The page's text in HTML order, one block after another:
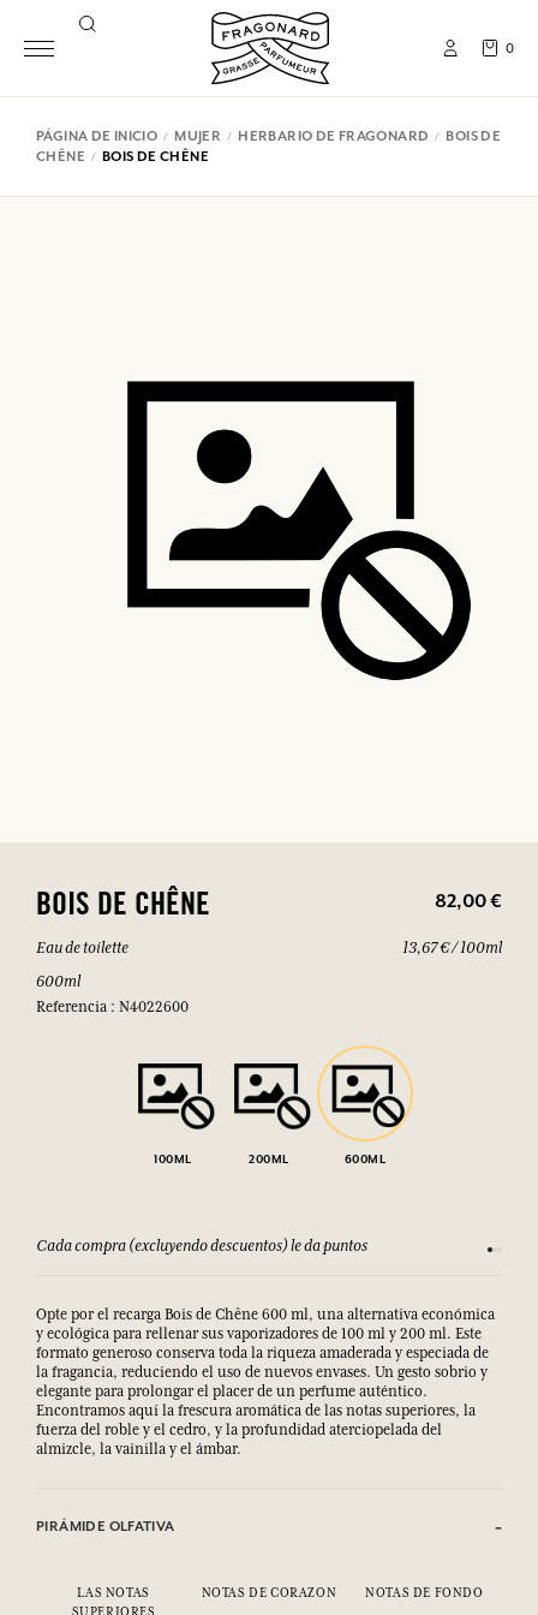
0
PÁGINA DE INICIO MUJER HERBARIO DE FRAGONARD
BOIS DE
CHÊNE
BOIS DE CHÊNE
BOIS DE CHÊNE 82,00 €
Eau de toilette
600ml
Referencia : N4022600
13,67 € / 100ml
100ML 200ML 600ML
Cada compra (excluyendo descuentos) le da puntos
Opte por el recarga Bois de Chêne 600 ml, una alternativa económica
y ecológica para rellenar sus vaporizadores de 100 ml y 200 ml. Este
formato generoso conserva toda la riqueza amaderada y especiada de
la fragancia, reduciendo el uso de nuevos envases. Un gesto sobrio y
elegante para prolongar el placer de un perfume auténtico.
Encontramos aquí la frescura aromática de las notas superiores, la
fuerza del roble y el cedro, y la profundidad aterciopelada del
almizcle, la vainilla y el ámbar.
PIRÁMIDE OLFATIVA
LAS NOTAS
SUPERIORES
NOTAS DE CORAZON NOTAS DE FONDO